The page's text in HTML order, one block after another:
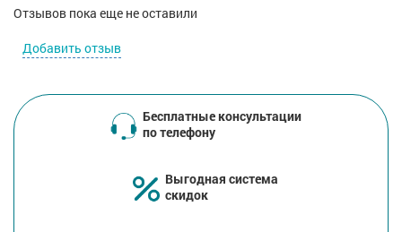
Отзывов пока еще не оставили
Добавить отзыв
Бесплатные консультации
по телефону
Выгодная система
скидок